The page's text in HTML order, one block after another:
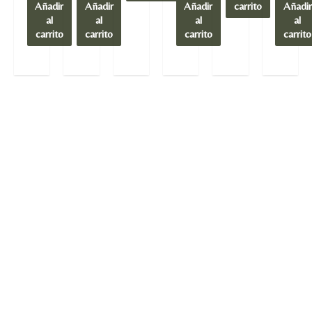
Añadir
al
carrito
Añadir
al
carrito
Añadir
al
carrito
carrito
Añadir
al
carrito